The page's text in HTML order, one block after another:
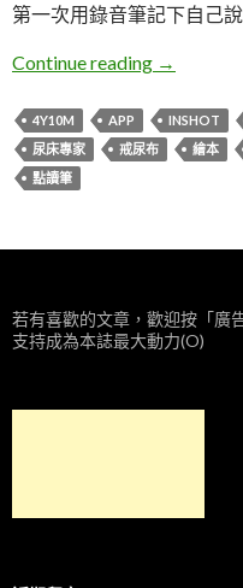
第一次用錄音筆記下自己
Continue reading Lemon。
→
4Y10M APP INSHOT
尿床專家
戒尿布 繪本
點讀筆
若有喜歡的文章，歡迎按「廣
支持成為本誌最大動力(O)